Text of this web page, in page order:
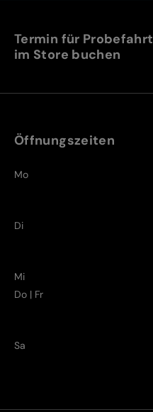
Termin für Probefahrt
im Store buchen
Öffnungszeiten
Mo
Di
Mi
Do | Fr
Sa